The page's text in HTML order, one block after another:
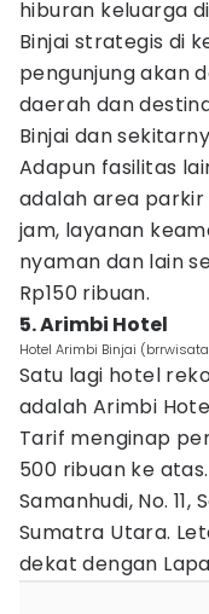
hiburan keluarga
Binjai strategis di
pengunjung akan
daerah dan
Binjai dan
Adapun fasilitas
adalah area parkir
jam, layanan
nyaman dan lain
Rp150 ribuan.
5. Arimbi Hotel
Hotel Arimbi Binjai
Satu lagi hotel
adalah Arimbi
Tarif menginap
500 ribuan ke
Samanhudi, No. 11,
Sumatra Utara.
dekat dengan